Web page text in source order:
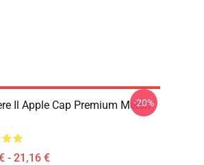
Il Apple Cap Premium Merch
- 21,16 €
-20%